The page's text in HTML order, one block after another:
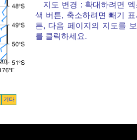
지도 변경 : 확대하려면
색 버튼, 축소하려면 빼기
튼, 다음 페이지의 지도를
를 클릭하세요.
기타